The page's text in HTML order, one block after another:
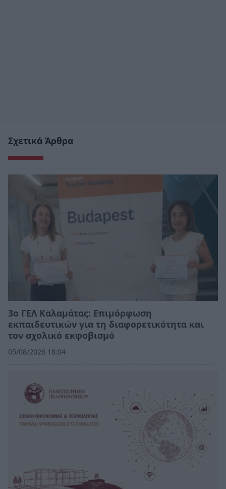
Σχετικά Άρθρα
3ο ΓΕΛ Καλαμάτας: Επιμόρφωση
εκπαιδευτικών για τη διαφορετικότητα και
τον σχολικό εκφοβισμό
05/08/2026 18:04